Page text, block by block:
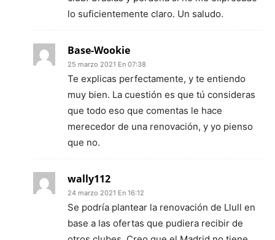
lo suficientemente claro. Un saludo.
Base-Wookie
25 marzo 2021 En 07:38
Te explicas perfectamente, y te entiendo
muy bien. La cuestión es que tú consideras
que todo eso que comentas le hace
merecedor de una renovación, y yo pienso
que no.
wally112
24 marzo 2021 En 16:12
Se podría plantear la renovación de Llull en
base a las ofertas que pudiera recibir de